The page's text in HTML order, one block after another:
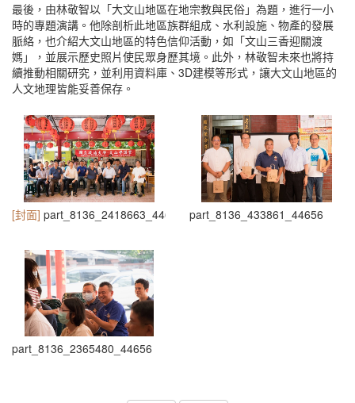
最後，由林敬智以「大文山地區在地宗教與民俗」為題，進行一小
時的專題演講。他除剖析此地區族群組成、水利設施、物產的發展
脈絡，也介紹大文山地區的特色信仰活動，如「文山三香迎關渡
媽」，並展示歷史照片使民眾身歷其境。此外，林敬智未來也將持
續推動相關研究，並利用資料庫、3D建模等形式，讓大文山地區的
人文地理皆能妥善保存。
[封面] part_8136_2418663_44656 part_8136_433861_44656
part_8136_2365480_44656